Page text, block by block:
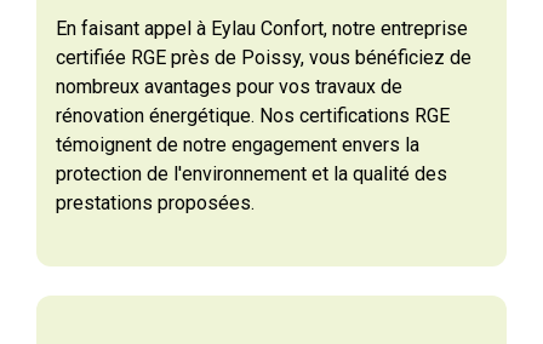
En faisant appel à Eylau Confort, notre entreprise
certifiée RGE près de Poissy, vous bénéficiez de
nombreux avantages pour vos travaux de
rénovation énergétique. Nos certifications RGE
témoignent de notre engagement envers la
protection de l'environnement et la qualité des
prestations proposées.